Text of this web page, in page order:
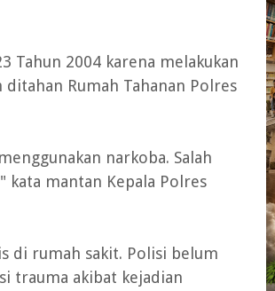
Tahun 2004 karena melakukan
Rumah Tahanan Polres
narkoba. Salah
kata mantan Kepala Polres
di rumah sakit. Polisi belum
trauma akibat kejadian